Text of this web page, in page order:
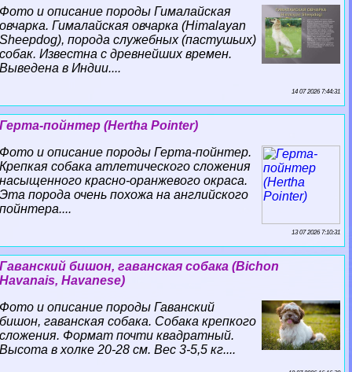
Фото и описание породы Гималайская
овчарка. Гималайская овчарка (Himalayan
Sheepdog), порода служебных (пастушьих)
собак. Известна с древнейших времен.
Выведена в Индии....
14 07 2026 7:44:31
Герта-пойнтер (Hertha Pointer)
Фото и описание породы Герта-пойнтер.
Крепкая собака атлетического сложения
насыщенного красно-оранжевого окраса.
Эта порода очень похожа на английского
пойнтера....
13 07 2026 7:10:31
Гаванский бишон, гаванская собака (Bichon
Havanais, Havanese)
Фото и описание породы Гаванский
бишон, гаванская собака. Собака крепкого
сложения. Формат почти квадратный.
Высота в холке 20-28 см. Вес 3-5,5 кг....